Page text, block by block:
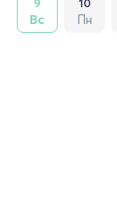
Вс Пн